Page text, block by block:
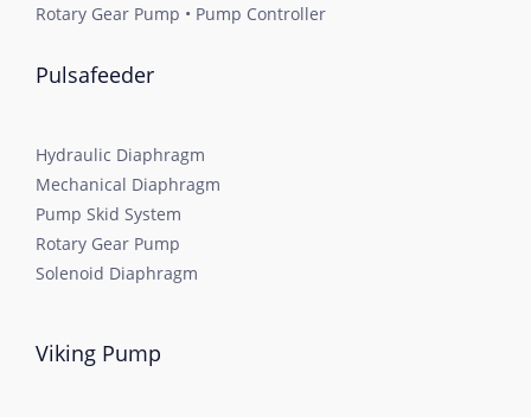
Rotary Gear Pump • Pump Controller
Pulsafeeder
Hydraulic Diaphragm
Mechanical Diaphragm
Pump Skid System
Rotary Gear Pump
Solenoid Diaphragm
Viking Pump